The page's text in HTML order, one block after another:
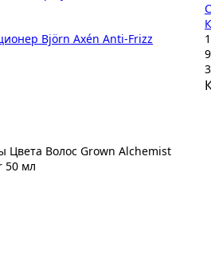
Björn Axén Anti-Frizz
Цвета Волос Grown Alchemist
50 мл